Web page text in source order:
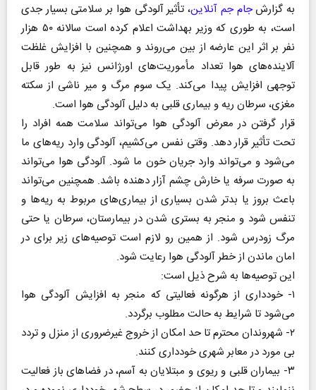
به گزارشجام جم آنلاین، تأثیر آلودگی هوا بر سلامتی بسیار جدی
است، به طوری که وزیر بهداشت اعلام کرده است سالانه ۵۰ هزار
نفر بر اثر این عارضه از بین می‌روند و همچنین با افزایش غلظت
آلاینده‌های هوا تعداد مأموریت‌های اورژانس نیز به طور قابل
توجهی افزایش پیدا می‌کند. یک سوم مرگ و میر ناشی از سکته
مغزی، سرطان ریه و بیماری قلبی به دلیل آلودگی هوا است.
قرار گرفتن در معرض آلودگی هوا می‌تواند سلامت همه افراد را
تحت تأثیر قرار دهد. وقتی نفس می‌کشیم، آلودگی وارد ریه‌های ما
می‌شود و می‌تواند وارد جریان خون ما شود. آلودگی هوا می‌تواند
به صورت سرفه یا خارش چشم آزار دهنده باشد. همچنین می‌تواند
باعث بروز یا بدتر شدن بسیاری از بیماری‌های مربوط به ریه‌ها و
تنفس شود و منجر به بستری شدن در بیمارستان، سرطان یا حتی
مرگ زودرس شود. از همین رو لازم است توصیه‌های زیر برای در
امان ماندن از خطر آلودگی هوا رعایت شود.
این توصیه‌ها به شرح ذیل است:
۱- خودداری از هرگونه فعالیتی که منجر به افزایش آلودگی هوا
می‌شود تا شرایط به حالت مطلوب برگردد.
۲- شهروندان محترم تا حد امکان از خروج غیرضروری از منزل و تردد
بی مورد در معابر شهری خودداری کنند.
۳- بیماران قلبی و ریوی و مبتلایان به آسم، در فضا‌های باز فعالیت